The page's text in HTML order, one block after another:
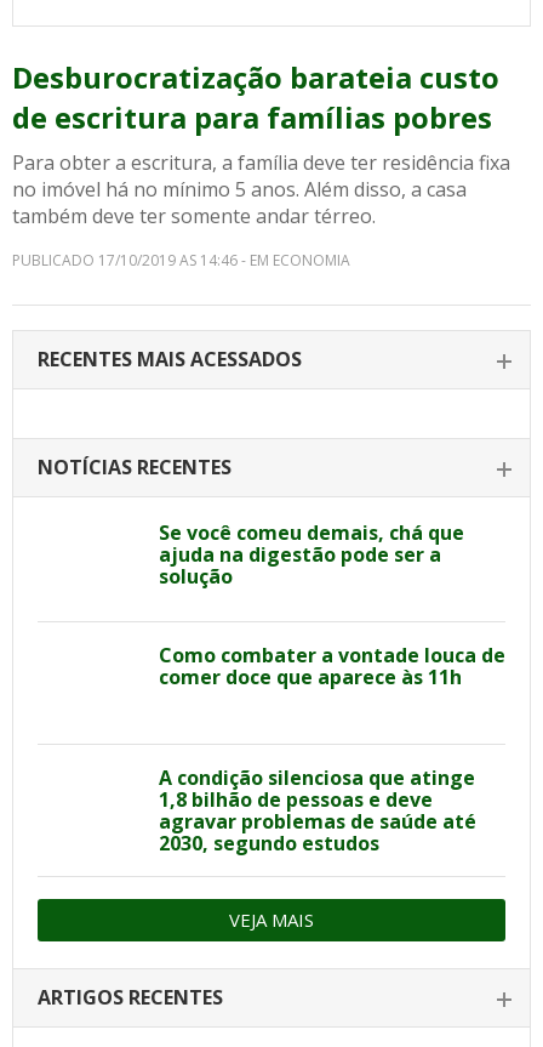
Desburocratização barateia custo
de escritura para famílias pobres
Para obter a escritura, a família deve ter residência fixa
no imóvel há no mínimo 5 anos. Além disso, a casa
também deve ter somente andar térreo.
PUBLICADO 17/10/2019 AS 14:46 - EM ECONOMIA
RECENTES MAIS ACESSADOS
NOTÍCIAS RECENTES
Se você comeu demais, chá que
ajuda na digestão pode ser a
solução
Como combater a vontade louca de
comer doce que aparece às 11h
A condição silenciosa que atinge
1,8 bilhão de pessoas e deve
agravar problemas de saúde até
2030, segundo estudos
VEJA MAIS
ARTIGOS RECENTES